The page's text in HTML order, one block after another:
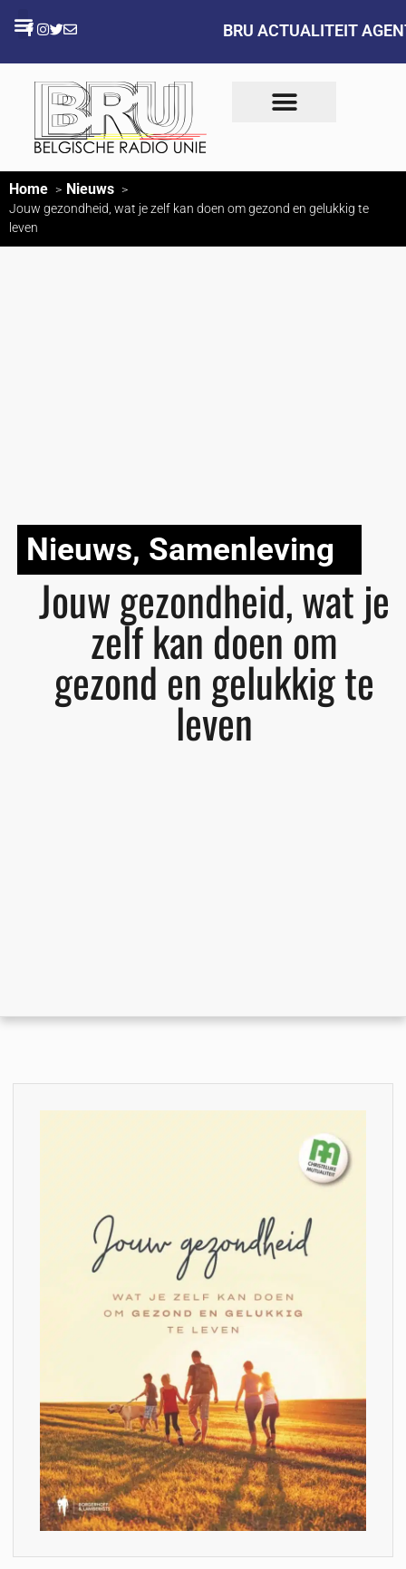
BRU ACTUALITEIT
Home Nieuws
Jouw gezondheid, wat je zelf kan doen om gezond en gelukkig te
leven
Nieuws, Samenleving
Jouw gezondheid, wat je
zelf kan doen om
gezond en gelukkig te
leven